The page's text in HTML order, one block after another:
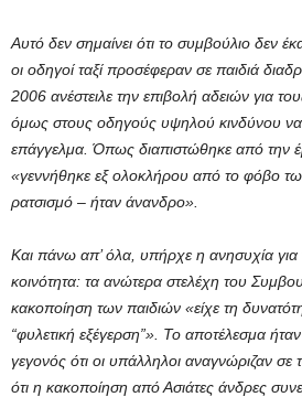
Αυτό δεν σημαίνει ότι το συμβούλιο δεν
οι οδηγοί ταξί προσέφεραν σε παιδιά
2006 ανέστειλε την επιβολή αδειών για
όμως στους οδηγούς υψηλού κινδύνου
επάγγελμα. Όπως διαπιστώθηκε από την
«γεννήθηκε εξ ολοκλήρου από το φόβο
ρατσισμό – ήταν άνανδρο».
Και πάνω απ’ όλα, υπήρχε η ανησυχία για
κοινότητα: τα ανώτερα στελέχη του
κακοποίηση των παιδιών «είχε τη
“φυλετική εξέγερση”». Το αποτέλεσμα
γεγονός ότι οι υπάλληλοι αναγνώριζαν σε
ότι η κακοποίηση από Ασιάτες άνδρες